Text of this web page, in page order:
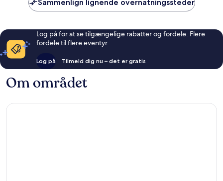
Sammenlign lignende overnatningssteder
Log på for at se tilgængelige rabatter og fordele. Flere
fordele til flere eventyr.
Log på Tilmeld dig nu – det er gratis
Om området